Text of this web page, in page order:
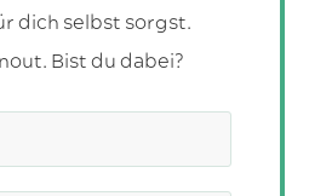
dich selbst sorgst.
Bist du dabei?